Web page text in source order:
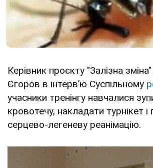
Керівник проєкту "Залізна
Єгоров в інтервʼю Суспільному
учасники тренінгу навчалися
кровотечу, накладати турнікет
серцево-легеневу реанімацію.